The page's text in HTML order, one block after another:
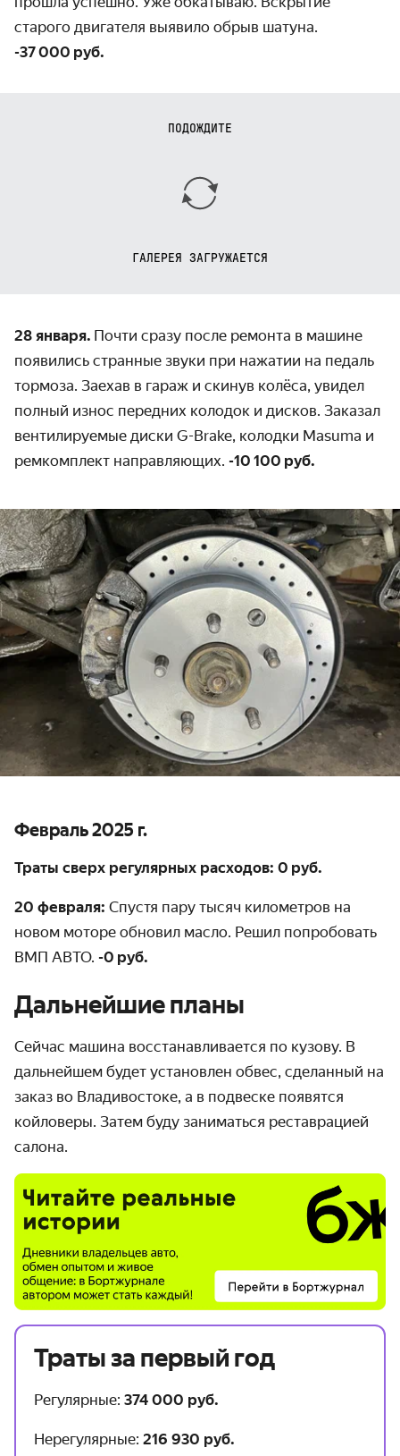
старого двигателя выявило обрыв шатуна.
-37 000 руб.
ПОДОЖДИТЕ
ГАЛЕРЕЯ ЗАГРУЖАЕТСЯ
28 января. Почти сразу после ремонта в машине
появились странные звуки при нажатии на педаль
тормоза. Заехав в гараж и скинув колёса, увидел
полный износ передних колодок и дисков. Заказал
вентилируемые диски G-Brake, колодки Masuma и
ремкомплект направляющих. -10 100 руб.
Февраль 2025 г.
Траты сверх регулярных расходов: 0 руб.
20 февраля: Спустя пару тысяч километров на
новом моторе обновил масло. Решил попробовать
ВМП АВТО. -0 руб.
Дальнейшие планы
Сейчас машина восстанавливается по кузову. В
дальнейшем будет установлен обвес, сделанный на
заказ во Владивостоке, а в подвеске появятся
койловеры. Затем буду заниматься реставрацией
салона.
Траты за первый год
Регулярные: 374 000 руб.
Нерегулярные: 216 930 руб.